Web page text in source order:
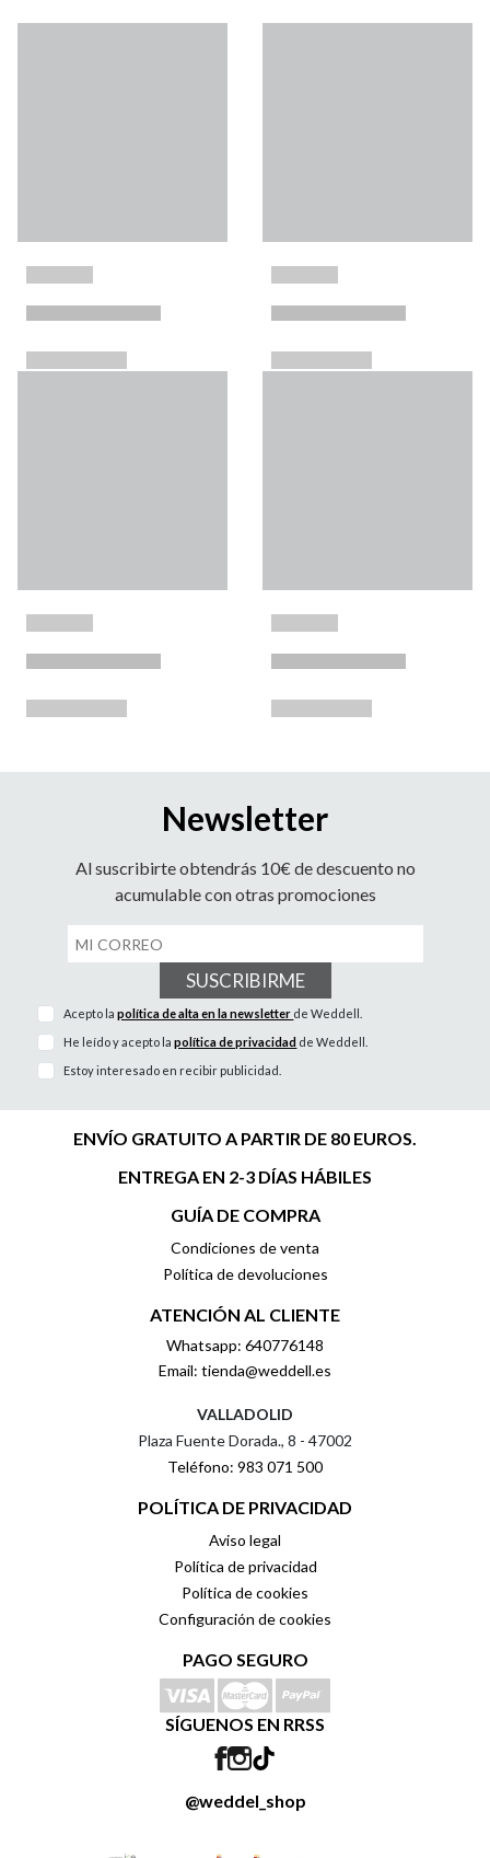
Newsletter
Al suscribirte obtendrás 10€ de descuento no
acumulable con otras promociones
SUSCRIBIRME
Acepto lapolítica de alta en la newsletter de Weddell.
He leído y acepto lapolítica de privacidad de Weddell.
Estoy interesado en recibir publicidad.
ENVÍO GRATUITO A PARTIR DE 80 EUROS.
ENTREGA EN 2-3 DÍAS HÁBILES
GUÍA DE COMPRA
Condiciones de venta
Política de devoluciones
ATENCIÓN AL CLIENTE
Whatsapp: 640776148
Email: tienda@weddell.es
VALLADOLID
Plaza Fuente Dorada., 8 - 47002
Teléfono: 983 071 500
POLÍTICA DE PRIVACIDAD
Aviso legal
Política de privacidad
Política de cookies
Configuración de cookies
PAGO SEGURO
SÍGUENOS EN RRSS
@weddel_shop